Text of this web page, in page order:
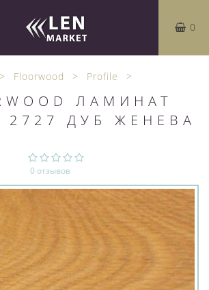
0
Floorwood Profile
ЛАМИНАТ
2727 ДУБ ЖЕНЕВА
0 отзывов